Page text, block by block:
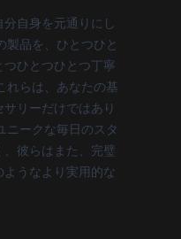
自身を元通りにし
製品を、ひとつひと
ひとつひとつ丁寧
れらは、あなたの基
リーだけではあり
ニークな毎日のスタ
彼らはまた、完璧
うなより実用的な